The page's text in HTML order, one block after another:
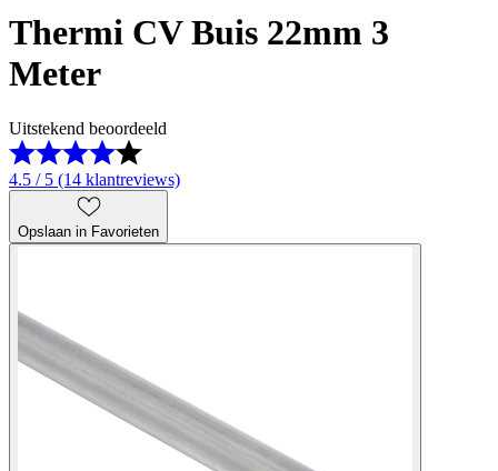
Thermi CV Buis 22mm 3
Meter
Uitstekend beoordeeld
4.5 / 5 (14 klantreviews)
Opslaan in Favorieten